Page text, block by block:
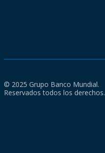
© 2025 Grupo Banco Mundial.
Reservados todos los derechos.